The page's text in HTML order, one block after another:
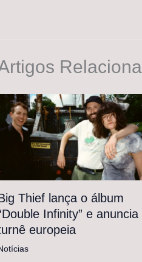
Thief lança o álbum
Infinity” e anuncia
europeia